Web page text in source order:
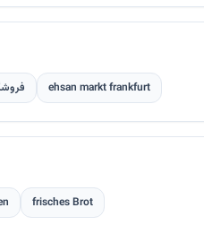
ehsan markt frankfurt
frisches Brot